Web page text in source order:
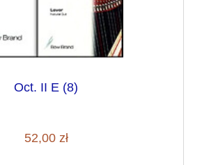
Oct. II E (8)
52,00 zł